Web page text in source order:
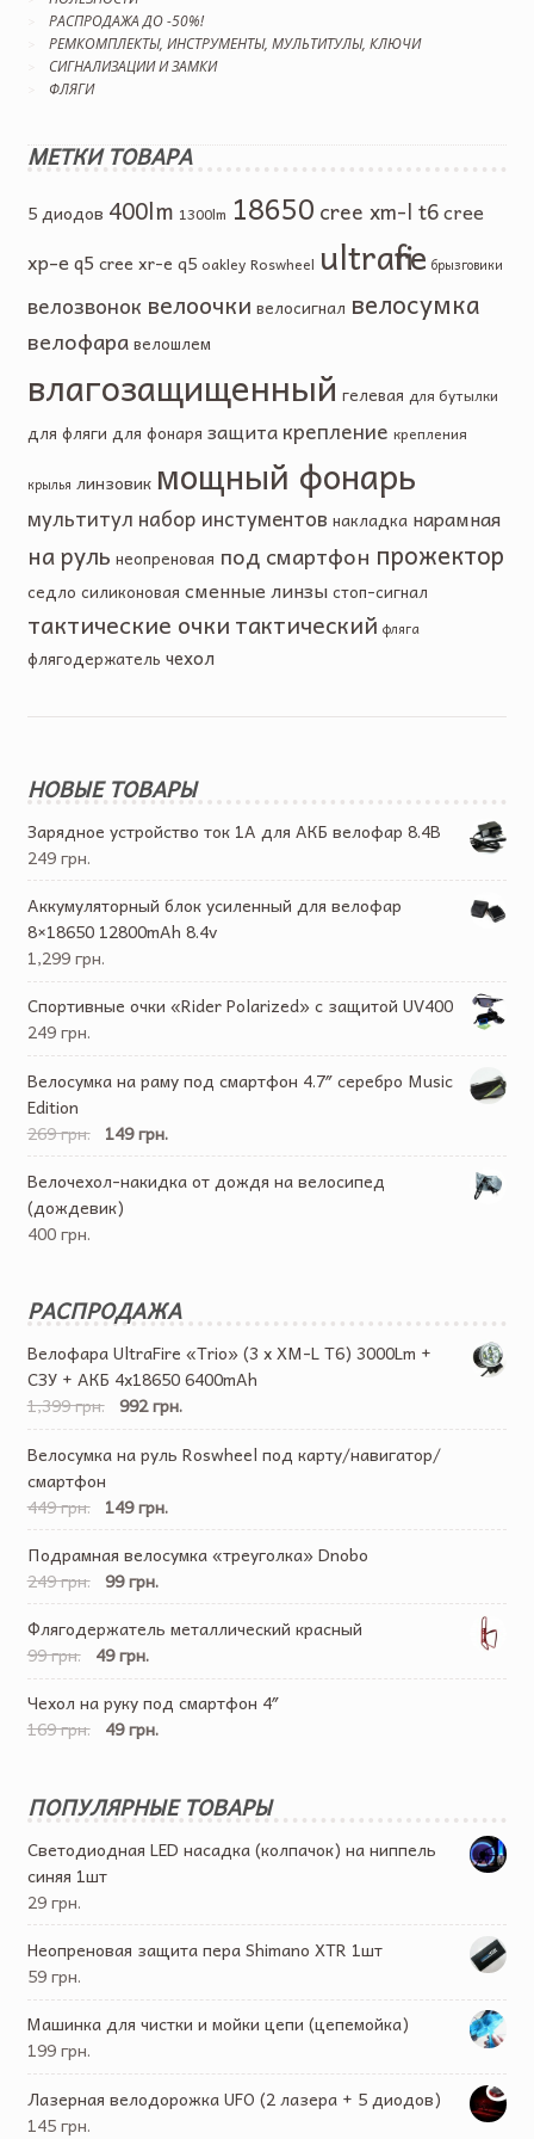
РАСПРОДАЖА ДО -50%!
РЕМКОМПЛЕКТЫ, ИНСТРУМЕНТЫ, МУЛЬТИТУЛЫ, КЛЮЧИ
СИГНАЛИЗАЦИИ И ЗАМКИ
ФЛЯГИ
МЕТКИ ТОВАРА
5 диодов 400lm 1300lm 18650 cree xm-l t6cree
xp-e q5 cree xr-e q5 oakley Roswheel ultrafire брызговики
велозвонок велоочки велосигнал велосумка
велофара велошлем
влагозащищенный гелевая для бутылки
для фляги для фонаря защита крепление крепления
крылья линзовик мощный фонарь
мультитул набор инстументов накладка нарамная
на руль неопреновая под смартфон прожектор
седло силиконовая сменные линзы стоп-сигнал
тактические очкитактический фляга
флягодержатель чехол
НОВЫЕ ТОВАРЫ
Зарядное устройство ток 1А для АКБ велофар 8.4В
249 грн.
Аккумуляторный блок усиленный для велофар
8×18650 12800mAh 8.4v
1,299 грн.
Спортивные очки «Rider Polarized» с защитой UV400
249 грн.
Велосумка на раму под смартфон 4.7″ серебро Music
Edition
269 грн.
149 грн.
Велочехол-накидка от дождя на велосипед
(дождевик)
400 грн.
РАСПРОДАЖА
Велофара UltraFire «Trio» (3 x XM-L T6) 3000Lm +
СЗУ + АКБ 4х18650 6400mAh
1,399 грн. 992 грн.
Велосумка на руль Roswheel под карту/навигатор/
смартфон
449 грн.
149 грн.
Подрамная велосумка «треуголка» Dnobo
249 грн. 99 грн.
Флягодержатель металлический красный
99 грн.
49 грн.
Чехол на руку под смартфон 4″
169 грн.
49 грн.
ПОПУЛЯРНЫЕ ТОВАРЫ
Светодиодная LED насадка (колпачок) на ниппель
синяя 1шт
29 грн.
Неопреновая защита пера Shimano XTR 1шт
59 грн.
Машинка для чистки и мойки цепи (цепемойка)
199 грн.
Лазерная велодорожка UFO (2 лазера + 5 диодов)
145 грн.